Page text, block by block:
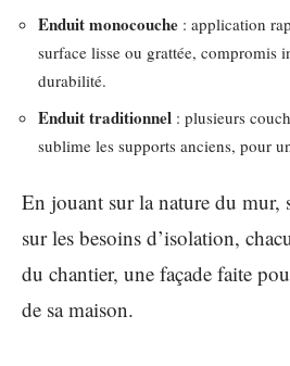
Enduit monocouche : application
surface lisse ou grattée, compromis
durabilité.
Enduit traditionnel : plusieurs
sublime les supports anciens, pour
En jouant sur la nature du mur,
sur les besoins d’isolation,
du chantier, une façade faite
de sa maison.